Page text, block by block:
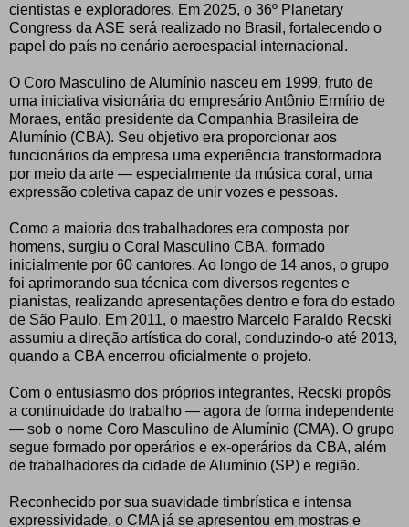
cientistas e exploradores. Em 2025, o 36º Planetary
Congress da ASE será realizado no Brasil, fortalecendo o
papel do país no cenário aeroespacial internacional.
O Coro Masculino de Alumínio nasceu em 1999, fruto de
uma iniciativa visionária do empresário Antônio Ermírio de
Moraes, então presidente da Companhia Brasileira de
Alumínio (CBA). Seu objetivo era proporcionar aos
funcionários da empresa uma experiência transformadora
por meio da arte — especialmente da música coral, uma
expressão coletiva capaz de unir vozes e pessoas.
Como a maioria dos trabalhadores era composta por
homens, surgiu o Coral Masculino CBA, formado
inicialmente por 60 cantores. Ao longo de 14 anos, o grupo
foi aprimorando sua técnica com diversos regentes e
pianistas, realizando apresentações dentro e fora do estado
de São Paulo. Em 2011, o maestro Marcelo Faraldo Recski
assumiu a direção artística do coral, conduzindo-o até 2013,
quando a CBA encerrou oficialmente o projeto.
Com o entusiasmo dos próprios integrantes, Recski propôs
a continuidade do trabalho — agora de forma independente
— sob o nome Coro Masculino de Alumínio (CMA). O grupo
segue formado por operários e ex-operários da CBA, além
de trabalhadores da cidade de Alumínio (SP) e região.
Reconhecido por sua suavidade timbrística e intensa
expressividade, o CMA já se apresentou em mostras e